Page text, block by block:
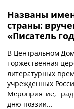
Названы
страны:
«Писатель
В Центральном
торжественная
литературных
учрежденных
Мероприятие,
дню поэзии...